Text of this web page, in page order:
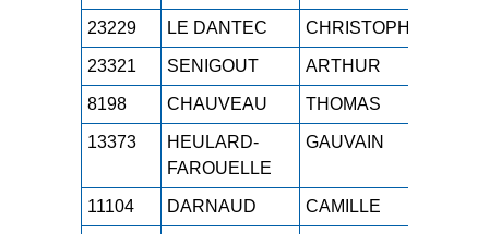
23229 LE DANTEC CHRISTOPHE
23321 SENIGOUT ARTHUR
8198 CHAUVEAU THOMAS
13373
HEULARD-
FAROUELLE
GAUVAIN
11104 DARNAUD CAMILLE